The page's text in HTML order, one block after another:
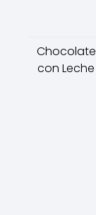
Chocolate
con Leche